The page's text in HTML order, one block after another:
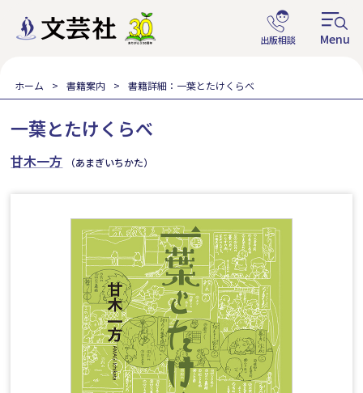
ホーム 書籍案内 書籍詳細：一葉とたけくらべ
一葉とたけくらべ
甘木一方 （あまぎいちかた）